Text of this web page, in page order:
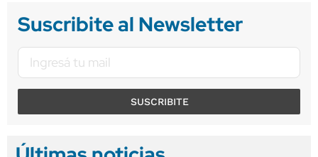
Suscribite al Newsletter
SUSCRIBITE